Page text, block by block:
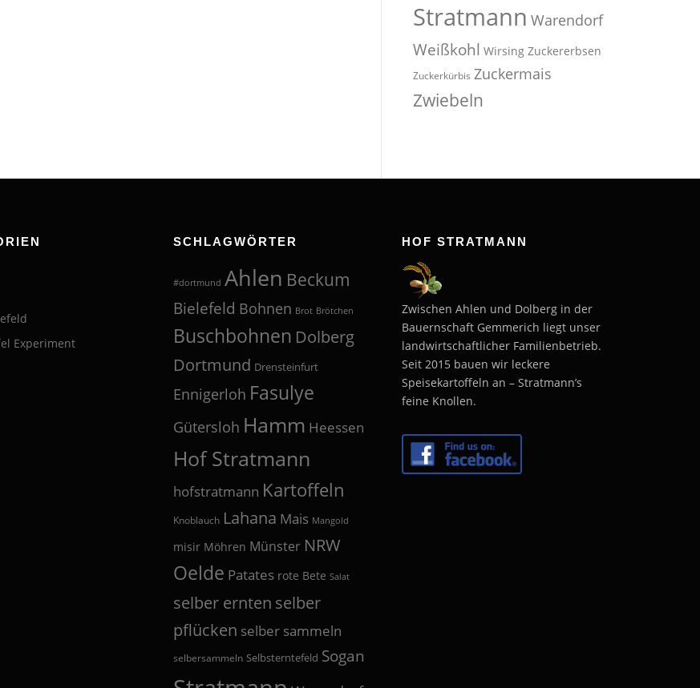
Stratmann Warendorf
Weißkohl Wirsing Zuckererbsen
Zuckerkürbis Zuckermais
Zwiebeln
Experiment
SCHLAGWÖRTER
#dortmund Ahlen Beckum
Bielefeld Bohnen Brot Brötchen
Buschbohnen Dolberg
Dortmund Drensteinfurt
Ennigerloh Fasulye
Gütersloh Hamm Heessen
Hof Stratmann
hofstratmann Kartoffeln
Knoblauch Lahana Mais Mangold
misir Möhren Münster NRW
Oelde Patates rote Bete Salat
selber ernten selber
pflücken selber sammeln
selbersammeln Selbsterntefeld Sogan
HOF STRATMANN
Zwischen Ahlen und Dolberg in der
Bauernschaft Gemmerich liegt unser
landwirtschaftlicher Familienbetrieb.
Seit 2015 bauen wir leckere
Speisekartoffeln an – Stratmann’s
feine Knollen.